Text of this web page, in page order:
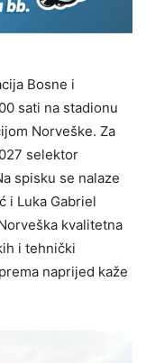
Bosne i
sati na stadionu
Norveške. Za
selektor
spisku se nalaze
i Luka Gabriel
kvalitetna
i tehnički
naprijed kaže